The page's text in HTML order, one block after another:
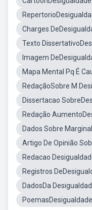
Charges
Texto
Imagem
Mapa Mental Pq É
RedaçãoSobre M
Dissertacao
Redação
Dados Sobre
Artigo De Opinião
Redacao
Registros
DadosDa